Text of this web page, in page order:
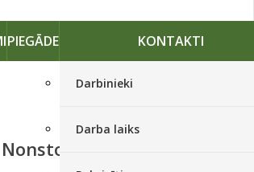
PIEGĀDE KONTAKTI
Darbinieki
Darba laiks
Nonstop Rose Picotee 500